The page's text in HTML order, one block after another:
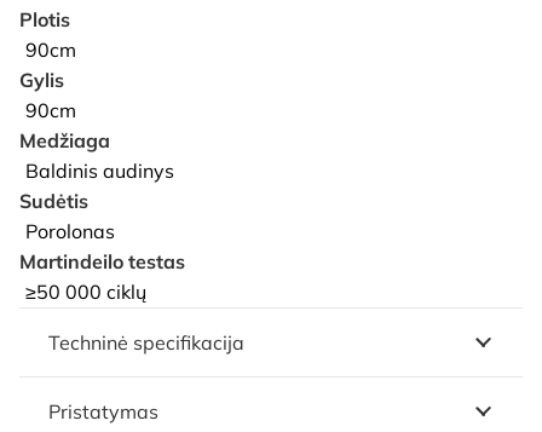
Plotis
90cm
Gylis
90cm
Medžiaga
Baldinis audinys
Sudėtis
Porolonas
Martindeilo testas
≥50 000 ciklų
Techninė specifikacija
Pristatymas